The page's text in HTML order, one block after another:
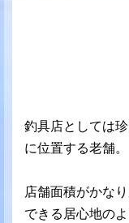
釣具店としては
に位置する老舗。
店舗面積がかな
できる居心地の